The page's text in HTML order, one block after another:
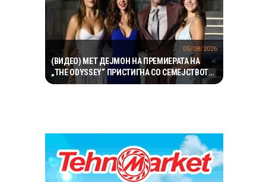
(ВИДЕО) МЕТ ДЕЈМОН НА ПРЕМИЕРАТА НА
„THE ODYSSEY“ ПРИСТИГНА СО СЕМЕЈСТВОТО
– НЕГОВИТЕ ЌЕРКИ ГИ УКРАДОА СИТЕ
05/08/2026